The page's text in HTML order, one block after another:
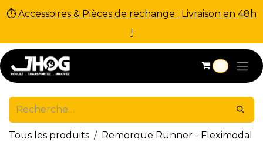
⏱ Accessoires & Pièces de rechange : Livraison en 48h
!
Se rendre au contenu
0
Tous les produits
Remorque Runner - Fleximodal